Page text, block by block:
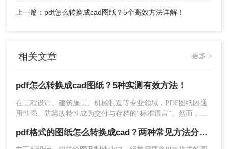
2、选择文件 ：弹出窗口中定位PDF → 点击
上一篇：pdf怎么转换成cad图纸？5个高效方法详解！
相关文章 更多 >
pdf怎么转换成cad图纸？5种实测有效方法！
在工程设计、建筑施工、机械制造等专业领域，PDF图纸因通
用性强、防篡改特性成为交付与存档的“标准语言”。然而，当
精准地转换为可编辑的CAD图纸（DWG/DXF格式） 成为工程
师的高频刚需。
pdf格式的图纸怎么转换成cad？两种常见方法分享！